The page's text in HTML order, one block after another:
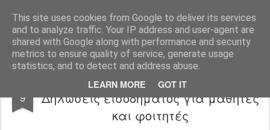
This site uses cookies from Google to deliver its services
and to analyze traffic. Your IP address and user-agent are
shared with Google along with performance and security
metrics to ensure quality of service, generate usage
statistics, and to detect and address abuse.
LEARN MORE GOT IT
Φροντιστήριο Θεωρητικό Φλώρινας
Pages
9
Προστατευόμενα τέκνα τέλος:
Δηλώσεις εισοδήματος για μαθητές
και φοιτητές